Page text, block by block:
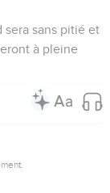
sera sans pitié et
à pleine